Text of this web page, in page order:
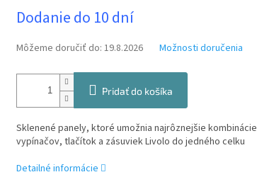
cena:
Dodanie do 10 dní
Môžeme doručiť do: 19.8.2026 Možnosti doručenia
Pridať do košíka
Sklenené panely, ktoré umožnia najrôznejšie kombinácie
vypínačov, tlačítok a zásuviek Livolo do jedného celku
Detailné informácie